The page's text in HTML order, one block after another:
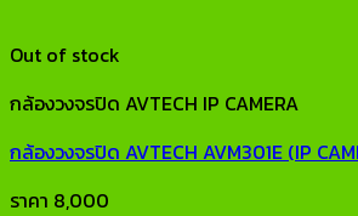
Out of stock
กล้องวงจรปิด AVTECH IP CAMERA
กล้องวงจรปิด AVTECH AVM301E (IP
ราคา 8,000